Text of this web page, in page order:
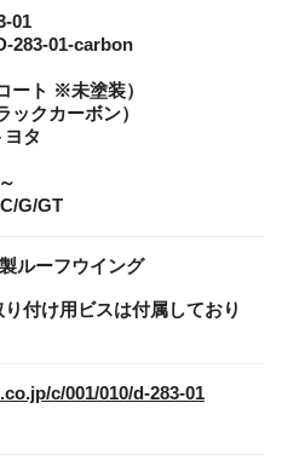
01
283-01-carbon
ート ※未塗装）
ックカーボン）
タ
G/GT
ルーフウイング
付け用ビスは付属しており
c/001/010/d-283-01